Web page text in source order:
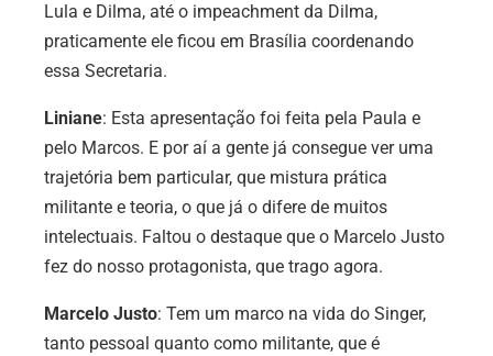
Lula e Dilma, até o impeachment da Dilma,
praticamente ele ficou em Brasília coordenando
essa Secretaria.
Liniane: Esta apresentação foi feita pela Paula e
pelo Marcos. E por aí a gente já consegue ver uma
trajetória bem particular, que mistura prática
militante e teoria, o que já o difere de muitos
intelectuais. Faltou o destaque que o Marcelo Justo
fez do nosso protagonista, que trago agora.
Marcelo Justo: Tem um marco na vida do Singer,
tanto pessoal quanto como militante, que é